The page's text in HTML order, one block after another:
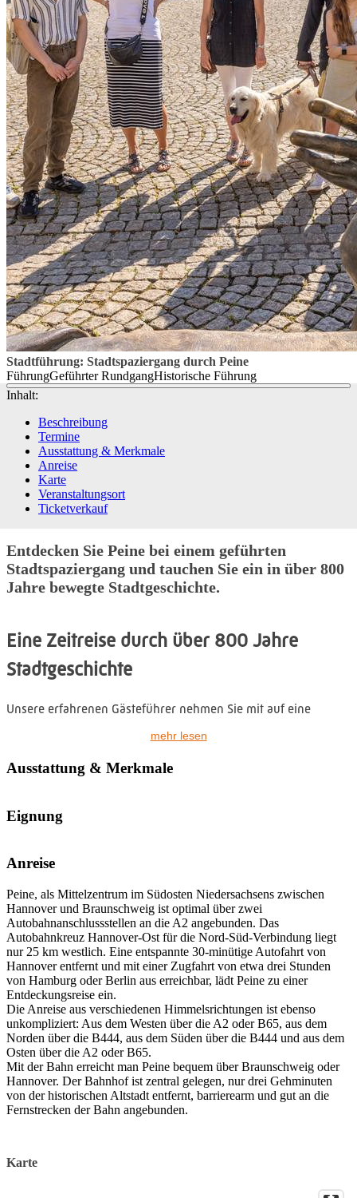
Stadtführung: Stadtspaziergang durch Peine
FührungGeführter RundgangHistorische Führung
Inhalt:
Beschreibung
Termine
Ausstattung & Merkmale
Anreise
Karte
Veranstaltungsort
Ticketverkauf
Entdecken Sie Peine bei einem geführten
Stadtspaziergang und tauchen Sie ein in über 800
Jahre bewegte Stadtgeschichte.
Eine Zeitreise durch über 800 Jahre
Stadtgeschichte
Unsere erfahrenen Gästeführer nehmen Sie mit auf eine
verborgene Geheimnisse der Stadt.
während der Hildesheimer Stiftsfehde bis hin zur Entwicklung
Industriestandort – dieser Rundgang verbindet Geschichte,
Erleben Sie einen informativen und unterhaltsamen
Stadtrundgang, der Geschichte greifbar macht und Peine aus
neuen Perspektiven zeigt – ein unvergessliches Erlebnis für
Einheimische und Gäste gleichermaßen.
mehr lesen
Ausstattung & Merkmale
Eignung
Anreise
Peine, als Mittelzentrum im Südosten Niedersachsens zwischen
Hannover und Braunschweig ist optimal über zwei
Autobahnanschlussstellen an die A2 angebunden. Das
Autobahnkreuz Hannover-Ost für die Nord-Süd-Verbindung liegt
nur 25 km westlich. Eine entspannte 30-minütige Autofahrt von
Hannover entfernt und mit einer Zugfahrt von etwa drei Stunden
von Hamburg oder Berlin aus erreichbar, lädt Peine zu einer
Entdeckungsreise ein.
Die Anreise aus verschiedenen Himmelsrichtungen ist ebenso
unkompliziert: Aus dem Westen über die A2 oder B65, aus dem
Norden über die B444, aus dem Süden über die B444 und aus dem
Osten über die A2 oder B65.
Mit der Bahn erreicht man Peine bequem über Braunschweig oder
Hannover. Der Bahnhof ist zentral gelegen, nur drei Gehminuten
von der historischen Altstadt entfernt, barrierearm und gut an die
Fernstrecken der Bahn angebunden.
Karte